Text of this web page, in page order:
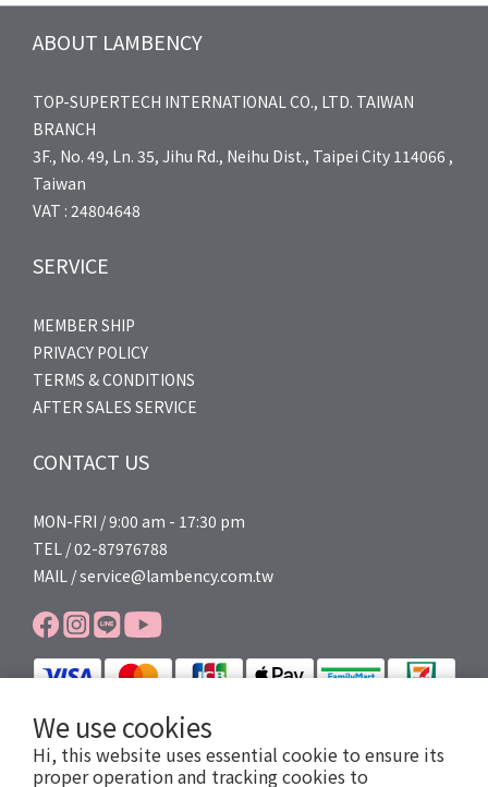
We use cookies
Hi, this website uses essential cookie to ensure its
proper operation and tracking cookies to
ABOUT LAMBENCY
TOP-SUPERTECH INTERNATIONAL CO., LTD. TAIWAN
BRANCH
3F., No. 49, Ln. 35, Jihu Rd., Neihu Dist., Taipei City 114066 ,
Taiwan
VAT : 24804648
SERVICE
MEMBER SHIP
PRIVACY POLICY
TERMS & CONDITIONS
AFTER SALES SERVICE
CONTACT US
MON-FRI / 9:00 am - 17:30 pm
TEL / 02-87976788
MAIL / service@lambency.com.tw